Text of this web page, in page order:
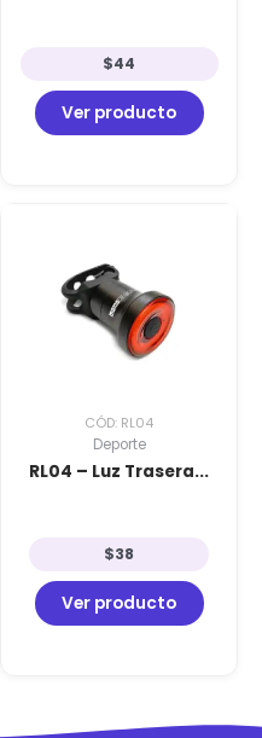
$44
Ver producto
CÓD: RL04
Deporte
RL04 – Luz Trasera...
$38
Ver producto